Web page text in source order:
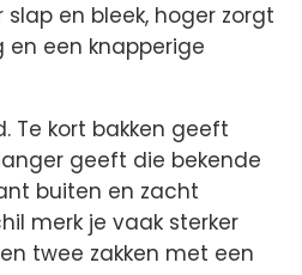
en bleek, hoger zorgt
en een knapperige
Te kort bakken geeft
geeft die bekende
buiten en zacht
merk je vaak sterker
twee zakken met een